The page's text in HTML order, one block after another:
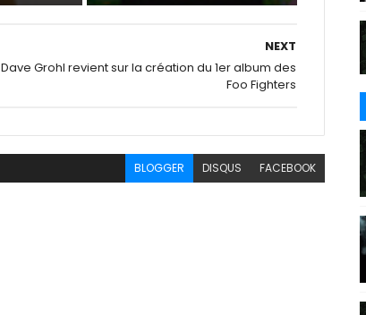
NEXT
Dave Grohl revient sur la création du 1er album des
Foo Fighters
BLOGGER DISQUS FACEBOOK